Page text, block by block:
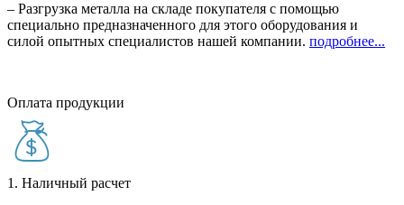
– Разгрузка металла на складе покупателя с помощью
специально предназначенного для этого оборудования и
силой опытных специалистов нашей компании. подробнее...
Оплата продукции
1. Наличный расчет